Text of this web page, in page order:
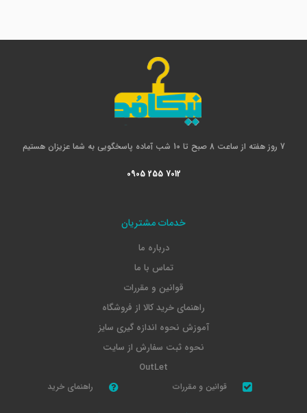
7 روز هفته از ساعت 8 صبح تا 10 شب آماده پاسخگویی به شما عزیزان هستیم
0905 255 7012
خدمات مشتریان
درباره ما
تماس با ما
قوانین و مقررات
راهنمای خرید کالا از فروشگاه
آموزش نحوه اندازه گیری سایز
نحوه ثبت سفارش از سایت
OutLet
قوانین و مقررات راهنمای خرید